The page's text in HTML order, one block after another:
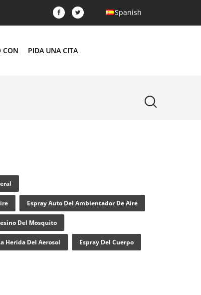
Spanish
CON PIDA UNA CITA
Espray Auto Del Ambientador De Aire
Del Mosquito
Herida Del Aerosol Espray Del Cuerpo